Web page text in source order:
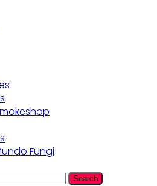
Fungi
Search